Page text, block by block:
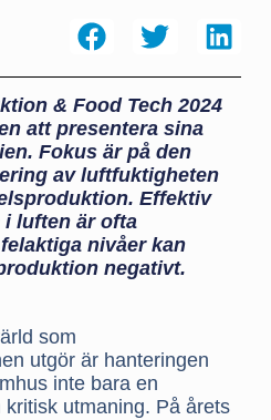
& Food Tech 2024
att presentera sina
Fokus är på den
av luftfuktigheten
Effektiv
luften är ofta
nivåer kan
negativt.
som
utgör är hanteringen
inte bara en
utmaning. På årets